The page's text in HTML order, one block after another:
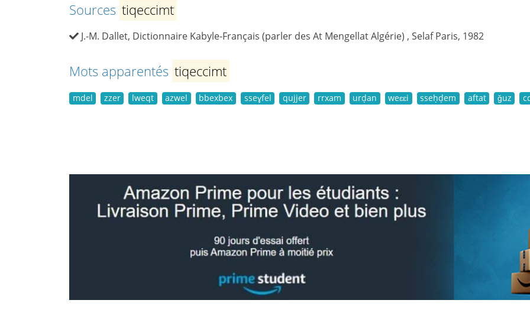
Sources tiqeccimt
J.-M. Dallet, Dictionnaire Kabyle-Français (parler des At Mengellat Algérie) , Selaf Paris, 1982
Mots apparentés tiqeccimt
mdel zzer lweqt azwel bbexbex sseɣfel qujjer rrxam urḍan weɛɛi sseḥḍem aftat ǧuz